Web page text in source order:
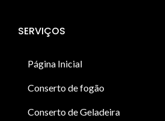
SERVIÇOS
Página Inicial
Conserto de fogão
Conserto de Geladeira